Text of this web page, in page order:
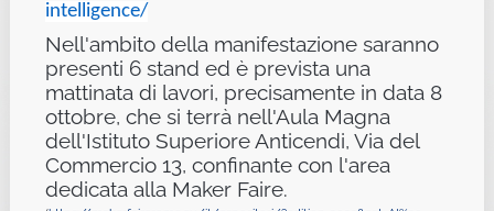
intelligence/
Nell'ambito della manifestazione saranno
presenti 6 stand ed è prevista una
mattinata di lavori, precisamente in data 8
ottobre, che si terrà nell'Aula Magna
dell'Istituto Superiore Anticendi, Via del
Commercio 13, confinante con l'area
dedicata alla Maker Faire.